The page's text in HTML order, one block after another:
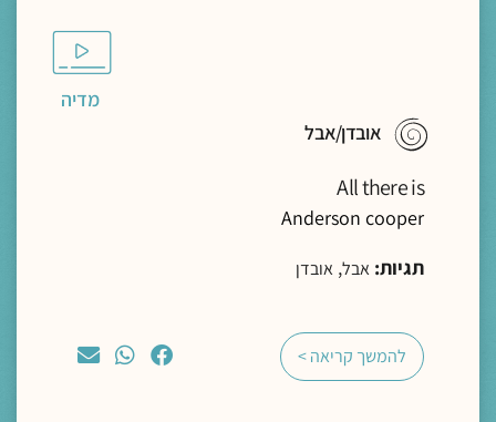
מדיה
אובדן/אבל
All there is
Anderson cooper
תגיות: אבל, אובדן
להמשך קריאה >